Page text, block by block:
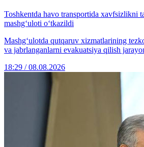
Toshkentda havo transportida xavfsizlikni
mashg‘uloti o‘tkazildi
Mashg‘ulotda qutqaruv xizmatlarining
va jabrlanganlarni evakuatsiya qilish
18:29 / 08.08.2026